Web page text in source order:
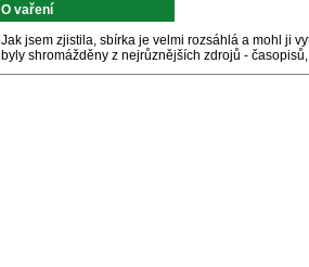
O vaření
Jak jsem zjistila, sbírka je velmi rozsáhlá a mohl ji
byly shromážděny z nejrůznějších zdrojů -